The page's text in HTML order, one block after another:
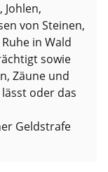
von Steinen,
in Wald
sowie
Zäune und
oder das
Geldstrafe